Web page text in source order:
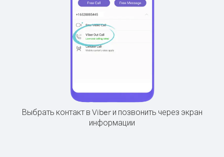
Выбрать контакт в Viber и позвонить через экран
информации